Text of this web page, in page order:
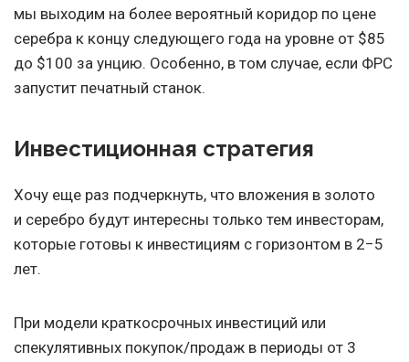
мы выходим на более вероятный коридор по цене
серебра к концу следующего года на уровне от $85
до $100 за унцию. Особенно, в том случае, если ФРС
запустит печатный станок.
Инвестиционная стратегия
Хочу еще раз подчеркнуть, что вложения в золото
и серебро будут интересны только тем инвесторам,
которые готовы к инвестициям с горизонтом в 2−5
лет.
При модели краткосрочных инвестиций или
спекулятивных покупок/продаж в периоды от 3